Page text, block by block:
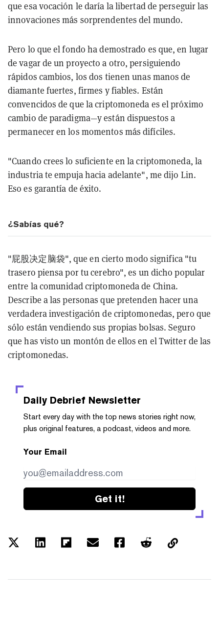
que esa vocación le daría la libertad de perseguir las
innovaciones más sorprendentes del mundo.
Pero lo que el fondo ha demostrado es que, en lugar
de vagar de un proyecto a otro, persiguiendo
rápidos cambios, los dos tienen unas manos de
diamante fuertes, firmes y fiables. Están
convencidos de que la criptomoneda es el próximo
cambio de paradigma—y están dispuestos a
permanecer en los momentos más difíciles.
"Cuando crees lo suficiente en la criptomoneda, la
industria te empuja hacia adelante", me dijo Lin.
Eso es garantía de éxito.
¿Sabías qué?
"屁股决定脑袋", que en cierto modo significa "tu
trasero piensa por tu cerebro", es un dicho popular
entre la comunidad criptomoneda de China.
Describe a las personas que pretenden hacer una
verdadera investigación de criptomonedas, pero que
sólo están vendiendo sus propias bolsas. Seguro
que has visto un montón de ellos en el Twitter de las
criptomonedas.
Daily Debrief Newsletter
Start every day with the top news stories right now,
plus original features, a podcast, videos and more.
Your Email
Get it!